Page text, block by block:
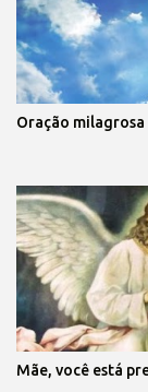
Oração
Mãe, você está